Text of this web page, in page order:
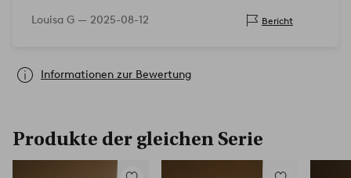
Louisa G — 2025-08-12 Bericht
Informationen zur Bewertung
Produkte der gleichen Serie